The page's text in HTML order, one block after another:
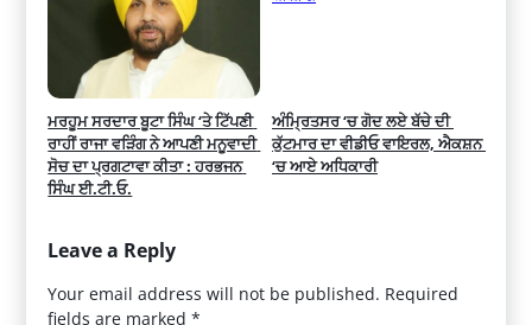
ਮਰਹੂਮ ਸਰਦਾਰ ਬੂਟਾ ਸਿੰਘ ‘ਤੇ ਟਿੱਪਣੀ
ਰਾਹੀਂ ਰਾਜਾ ਵੜਿੰਗ ਨੇ ਆਪਣੀ ਮਨੂਵਾਦੀ
ਸੋਚ ਦਾ ਪ੍ਰਗਟਾਵਾ ਕੀਤਾ : ਹਰਭਜਨ
ਸਿੰਘ ਈ.ਟੀ.ਓ.
ਅੰਮ੍ਰਿਤਸਰ ‘ਚ ਗੋਦ ਲਏ ਬੱਚੇ ਦੀ
ਕੁੱਟਮਾਰ ਦਾ ਵੀਡੀਓ ਵਾਇਰਲ, ਐਕਸ਼ਨ
‘ਚ ਆਏ ਅਧਿਕਾਰੀ
Leave a Reply
Your email address will not be published. Required
fields are marked*